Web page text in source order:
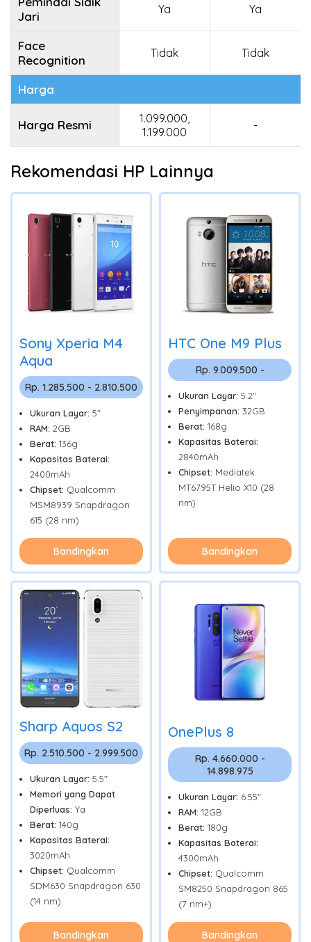
Jari
Ya Ya
Face
Recognition
Tidak Tidak
Harga
Harga Resmi
1.099.000,
1.199.000
-
Rekomendasi HP Lainnya
Sony Xperia M4
Aqua
Rp. 1.285.500 - 2.810.500
Ukuran Layar: 5"
RAM: 2GB
Berat: 136g
Kapasitas Baterai:
2400mAh
Chipset: Qualcomm
MSM8939 Snapdragon
615 (28 nm)
Bandingkan
HTC One M9 Plus
Rp. 9.009.500 -
Ukuran Layar: 5.2"
Penyimpanan: 32GB
Berat: 168g
Kapasitas Baterai:
2840mAh
Chipset: Mediatek
MT6795T Helio X10 (28
nm)
Bandingkan
Sharp Aquos S2
Rp. 2.510.500 - 2.999.500
Ukuran Layar: 5.5"
Memori yang Dapat
Diperluas: Ya
Berat: 140g
Kapasitas Baterai:
3020mAh
Chipset: Qualcomm
SDM630 Snapdragon 630
(14 nm)
Bandingkan
OnePlus 8
Rp. 4.660.000 -
14.898.975
Ukuran Layar: 6.55"
RAM: 12GB
Berat: 180g
Kapasitas Baterai:
4300mAh
Chipset: Qualcomm
SM8250 Snapdragon 865
(7 nm+)
Bandingkan